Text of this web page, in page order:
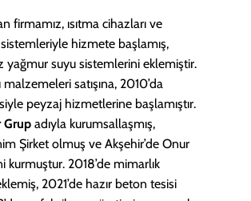
firmamız, ısıtma cihazları ve
hizmete başlamış,
yağmur suyu sistemlerini eklemiştir.
satışına, 2010’da
peyzaj hizmetlerine başlamıştır.
Grupadıyla kurumsallaşmış,
Şirket olmuş ve Akşehir’de Onur
kurmuştur. 2018’de mimarlık
2021’de hazır beton tesisi